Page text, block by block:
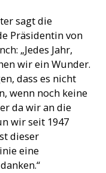
sagt die
Präsidentin von
„Jedes Jahr,
wir ein Wunder.
dass es nicht
wenn noch keine
da wir an die
wir seit 1947
dieser
eine